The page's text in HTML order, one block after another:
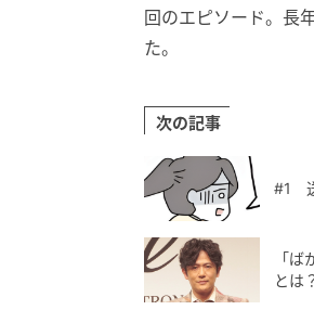
回のエピソード。長
た。
次の記事
#1 送
「
とは